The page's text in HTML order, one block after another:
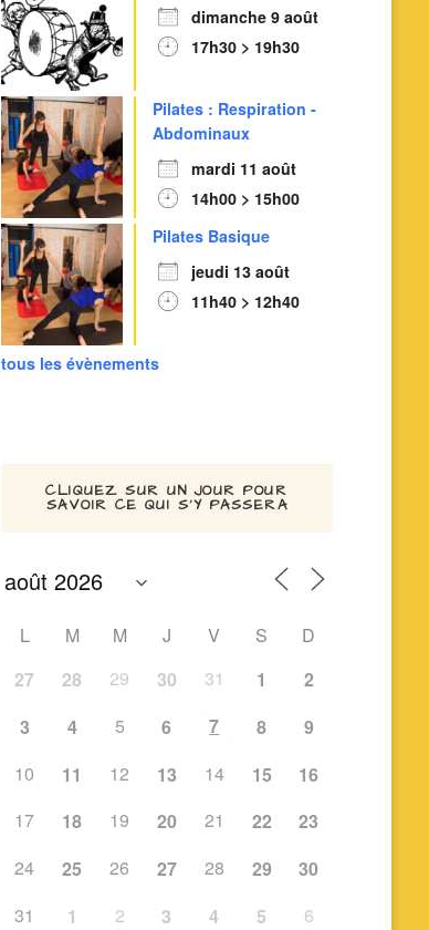
dimanche 9 août
17h30 > 19h30
Pilates : Respiration -
Abdominaux
mardi 11 août
14h00 > 15h00
Pilates Basique
jeudi 13 août
11h40 > 12h40
tous les évènements
CLIQUEZ SUR UN JOUR POUR
SAVOIR CE QUI S’Y PASSERA
L M M J V S
D
27
28 29 30 31 1
2
3
4 5 6 7 8
9
10
11 12 13 14 15
16
17
18 19 20 21 22
23
24
25 26 27 28 29
30
31
1 2 3 4 5 6